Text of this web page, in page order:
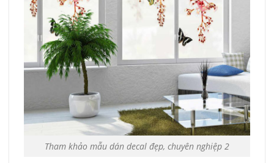
Tham khảo mẫu dán decal đẹp, chuyên nghiệp 2